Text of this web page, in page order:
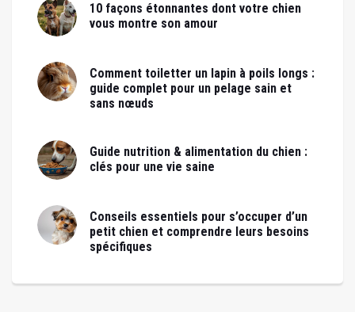
10 façons étonnantes dont votre chien
vous montre son amour
Comment toiletter un lapin à poils longs :
guide complet pour un pelage sain et
sans nœuds
Guide nutrition & alimentation du chien :
clés pour une vie saine
Conseils essentiels pour s’occuper d’un
petit chien et comprendre leurs besoins
spécifiques